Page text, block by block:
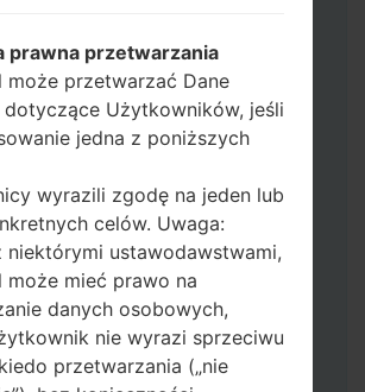
użyj HOME_CSC_ ***, aby
wszystkie swoje dane i aplikacje.
swój telefon i przejdź do
Jak wykonać wszystkie
i przytrzymaj klawisz zasilania,
głośności i klawisz
i przytrzymaj klawisze
i zmniejszania głośności,
podłącz kabel USB.
i przytrzymaj klawisz zasilania,
głośności i klawisz
prawna przetwarzania
może przetwarzać Dane
dotyczące Użytkowników, jeśli
jedna z poniższych
wyrazili zgodę na jeden lub
celów. Uwaga:
niektórymi ustawodawstwami,
może mieć prawo na
danych osobowych,
nie wyrazi sprzeciwu
przetwarzania („nie